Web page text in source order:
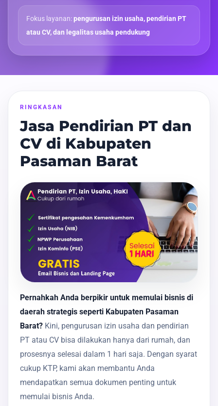
Fokus layanan:pengurusan izin usaha, pendirian PT
atau CV, dan legalitas usaha pendukung
RINGKASAN
Jasa Pendirian PT dan
CV di Kabupaten
Pasaman Barat
Pernahkah Anda berpikir untuk memulai bisnis di
daerah strategis seperti Kabupaten Pasaman
Barat? Kini, pengurusan izin usaha dan pendirian
PT atau CV bisa dilakukan hanya dari rumah, dan
prosesnya selesai dalam 1 hari saja. Dengan syarat
cukup KTP, kami akan membantu Anda
mendapatkan semua dokumen penting untuk
memulai bisnis Anda.